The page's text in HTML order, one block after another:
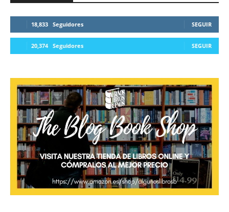
18,833 Seguidores SEGUIR
20,374 Seguidores SEGUIR